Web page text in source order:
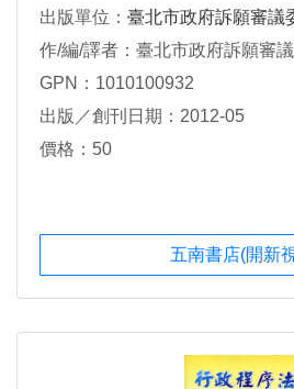
出版單位： 臺北市政府訴願審議
作/編/譯者：臺北市政府訴願審
GPN：1010100932
出版／創刊日期：2012-05
價格：50
五南書店(開新